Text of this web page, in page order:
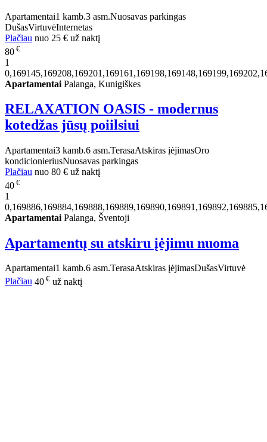
Apartamentai1 kamb.3 asm.Nuosavas parkingas
DušasVirtuvėInternetas
Plačiau nuo 25 € už naktį
80 €
1
Apartamentai Palanga, Kunigiškes
RELAXATION OASIS - modernus
kotedžas jūsų poiilsiui
Apartamentai3 kamb.6 asm.TerasaAtskiras įėjimasOro
kondicionieriusNuosavas parkingas
Plačiau nuo 80 € už naktį
40 €
1
Apartamentai Palanga, Šventoji
Apartamentų su atskiru įėjimu nuoma
Apartamentai1 kamb.6 asm.TerasaAtskiras įėjimasDušasVirtuvė
Plačiau 40 € už naktį